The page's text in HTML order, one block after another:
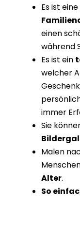
Es ist
einen
während
Es ist ein
welcher
immer
Sie
Malen
Alter.
So